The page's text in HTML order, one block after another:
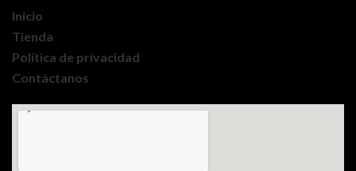
Inicio
Tienda
Política de privacidad
Contáctanos